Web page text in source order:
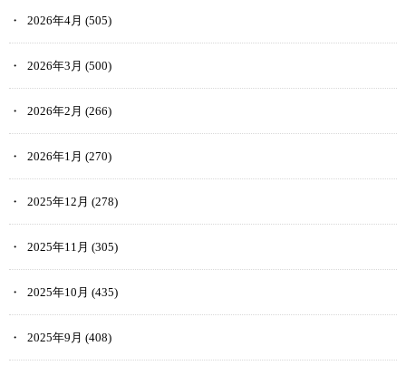
2026年4月 (505)
2026年3月 (500)
2026年2月 (266)
2026年1月 (270)
2025年12月 (278)
2025年11月 (305)
2025年10月 (435)
2025年9月 (408)